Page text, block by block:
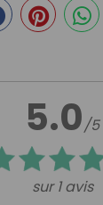
5.0/5
sur 1 avis